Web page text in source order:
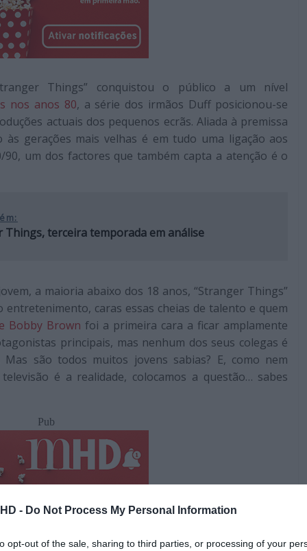
- Do Not Process My Personal Information
opt-out of the sale, sharing to third parties, or processing of your
Things” conquistou o público a um nível
nos anos 80, a série dos irmãos Duff posicionou-se
actuais dos pequenos ecrãs. Aliada à premissa
gerações mais velhas é em tudo uma ligação aos
um dos factores que também capta a atenção é o
Things, terceira temporada em análise
a maioria abaixo dos 18 anos, “Stranger Things”
caras essas cheias de talento e quem
Bobby Brown foi a primeira cara a ficar amplamente
principais, mas nenhum dos seus colegas é
são todos muitos jovens sabias? E, como nem
é a realidade, colocamos a questão… sabes
Pub